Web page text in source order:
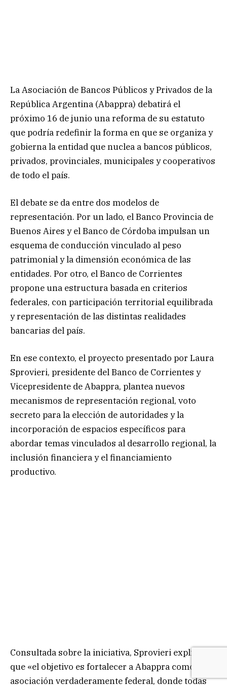
La Asociación de Bancos Públicos y Privados de la
República Argentina (Abappra) debatirá el
próximo 16 de junio una reforma de su estatuto
que podría redefinir la forma en que se organiza y
gobierna la entidad que nuclea a bancos públicos,
privados, provinciales, municipales y cooperativos
de todo el país.
El debate se da entre dos modelos de
representación. Por un lado, el Banco Provincia de
Buenos Aires y el Banco de Córdoba impulsan un
esquema de conducción vinculado al peso
patrimonial y la dimensión económica de las
entidades. Por otro, el Banco de Corrientes
propone una estructura basada en criterios
federales, con participación territorial equilibrada
y representación de las distintas realidades
bancarias del país.
En ese contexto, el proyecto presentado por Laura
Sprovieri, presidente del Banco de Corrientes y
Vicepresidente de Abappra, plantea nuevos
mecanismos de representación regional, voto
secreto para la elección de autoridades y la
incorporación de espacios específicos para
abordar temas vinculados al desarrollo regional, la
inclusión financiera y el financiamiento
productivo.
Consultada sobre la iniciativa, Sprovieri explicó
que «el objetivo es fortalecer a Abappra como una
asociación verdaderamente federal, donde todas